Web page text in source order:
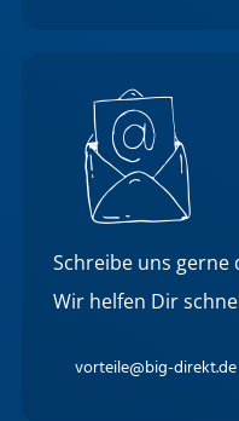
Schreibe uns gerne
Wir helfen Dir
vorteile@big-direkt.de